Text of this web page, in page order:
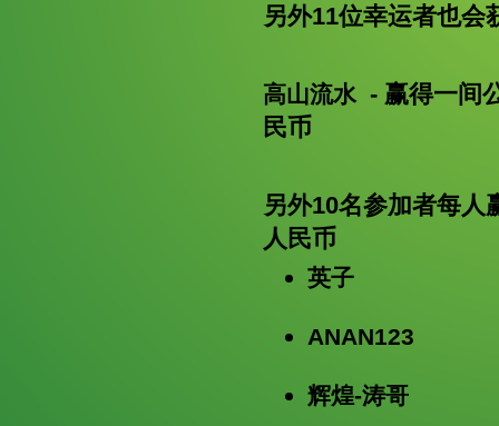
另外11位幸运者也会
高山流水 - 赢得一间
民币
另外10名参加者每人
人民币
英子
ANAN123
辉煌-涛哥